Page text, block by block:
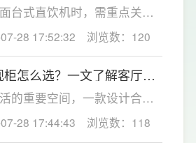
庭打造整洁通透的休憩空
台式直饮机时，需重点关注
能、智能体验与安全配置，
频日常使用。首先优先选择
搭载成熟反渗透技术的设
水质，有效滤除水中重金
害微生物，从源头保障饮水
28 17:52:32 浏览数：120
怎么选？一文了解客厅定
布局设计
的重要空间，一款设计合理
不仅能够提升家居颜值，更
用更加便捷。LESSO领尚深
28 17:44:43 浏览数：118